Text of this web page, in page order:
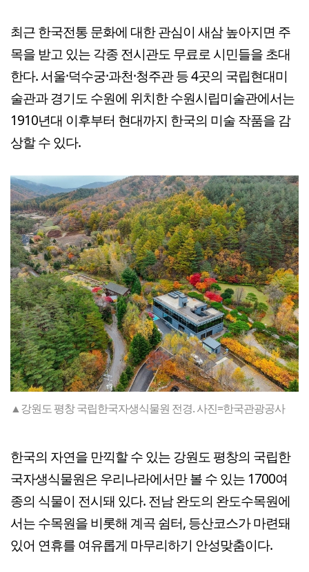
최근 한국전통 문화에 대한 관심이 새삼 높아지면 주
목을 받고 있는 각종 전시관도 무료로 시민들을 초대
한다. 서울·덕수궁·과천·청주관 등 4곳의 국립현대미
술관과 경기도 수원에 위치한 수원시립미술관에서는
1910년대 이후부터 현대까지 한국의 미술 작품을 감
상할 수 있다.
▲강원도 평창 국립한국자생식물원 전경. 사진=한국관광공사
한국의 자연을 만끽할 수 있는 강원도 평창의 국립한
국자생식물원은 우리나라에서만 볼 수 있는 1700여
종의 식물이 전시돼 있다. 전남 완도의 완도수목원에
서는 수목원을 비롯해 계곡 쉼터, 등산코스가 마련돼
있어 연휴를 여유롭게 마무리하기 안성맞춤이다.